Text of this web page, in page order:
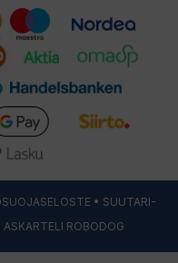
• SUUTARI-
ROBODOG